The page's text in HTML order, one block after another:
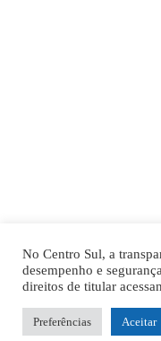
No Centro Sul, a
desempenho e
direitos de titular
Preferências Aceitar